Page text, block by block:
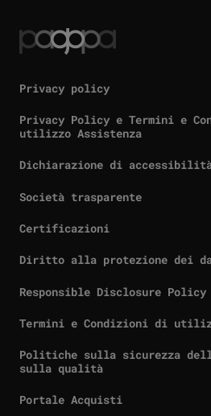
Privacy policy
Privacy Policy e Termini e
utilizzo Assistenza
Dichiarazione di
cta.screenReaderExternal
Società trasparente
cta.screenReaderExternal
Certificazioni
Diritto alla protezione dei
cta.screenReaderExternal
Responsible Disclosure Policy
Termini e Condizioni di
Politiche sulla sicurezza
sulla qualità
Portale Acquisti
cta.screenReaderExternal